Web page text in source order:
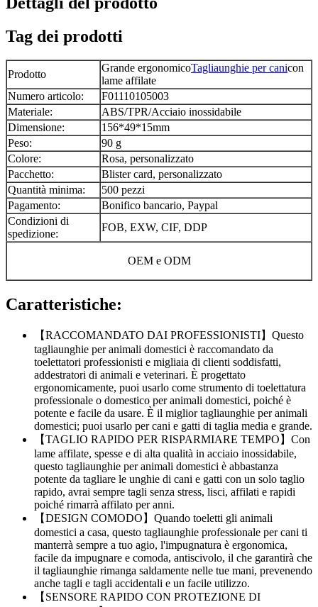
Tag dei prodotti
Prodotto
Grande ergonomicoTagliaunghie per canicon
lame affilate
Numero articolo:
F01110105003
Materiale:
ABS/TPR/Acciaio inossidabile
Dimensione:
156*49*15mm
Peso:
90 g
Colore:
Rosa, personalizzato
Pacchetto:
Blister card, personalizzato
Quantità minima:
500 pezzi
Pagamento:
Bonifico bancario, Paypal
Condizioni di
spedizione:
FOB, EXW, CIF, DDP
OEM e ODM
Caratteristiche:
【RACCOMANDATO DAI PROFESSIONISTI】Questo
tagliaunghie per animali domestici è raccomandato da
toelettatori professionisti e migliaia di clienti soddisfatti,
addestratori di animali e veterinari. È progettato
ergonomicamente, puoi usarlo come strumento di toelettatura
professionale o domestico per animali domestici, poiché è
potente e facile da usare. È il miglior tagliaunghie per animali
domestici; puoi usarlo per cani e gatti di taglia media e grande.
【TAGLIO RAPIDO PER RISPARMIARE TEMPO】Con
lame affilate, spesse e di alta qualità in acciaio inossidabile,
questo tagliaunghie per animali domestici è abbastanza
potente da tagliare le unghie di cani e gatti con un solo taglio
rapido, avrai sempre tagli senza stress, lisci, affilati e rapidi
poiché rimarrà affilato per anni.
【DESIGN COMODO】Quando toeletti gli animali
domestici a casa, questo tagliaunghie professionale per cani ti
manterrà sempre a tuo agio, l'impugnatura è ergonomica,
facile da impugnare e comoda, antiscivolo, il che garantirà che
il tagliaunghie rimanga saldamente nelle tue mani, prevenendo
anche tagli e tagli accidentali e un facile utilizzo.
【SENSORE RAPIDO CON PROTEZIONE DI